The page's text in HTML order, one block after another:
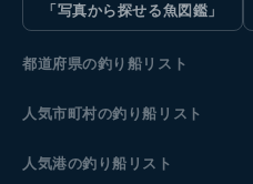
「写真から探せる魚図鑑」
都道府県の釣り船リスト
人気市町村の釣り船リスト
人気港の釣り船リスト